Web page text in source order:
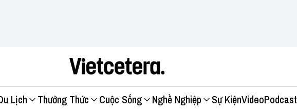
Lịch Thưởng Thức Cuộc Sống Nghề Nghiệp Sự KiệnVideoPodcast